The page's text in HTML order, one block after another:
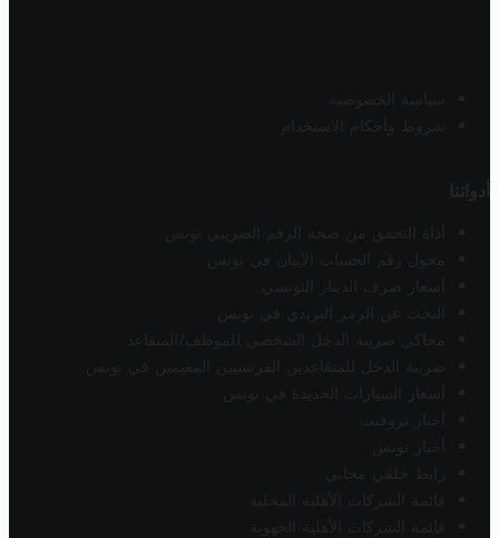
سياسة الخصوصية
شروط وأحكام الاستخدام
أدواتنا
أداة التحقق من صحة الرقم الضريبي تونس
محول رقم الحساب الآيبان في تونس
أسعار صرف الدينار التونسي
البحث عن الرمز البريدي في تونس
محاكي ضريبة الدخل الشخصي للموظف/المتقاعد
ضريبة الدخل للمتقاعدين الفرنسيين المقيمين في تونس
أسعار السيارات الجديدة في تونس
أخبار تروفيت
أخبار تونس
رابط خلفي مجاني
قائمة الشركات الأهلية المحلية
قائمة الشركات الأهلية الجهوية